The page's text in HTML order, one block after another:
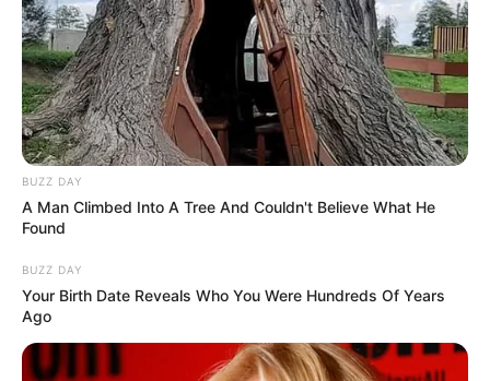
Beby Tsabina Salshabilla Adriani
TULIS KOMENTAR
Alamat email Anda tidak akan dipublikasikan.
BUZZ DAY
A Man Climbed Into A Tree And Couldn't Believe What He
Found
BUZZ DAY
Your Birth Date Reveals Who You Were Hundreds Of Years
Ago